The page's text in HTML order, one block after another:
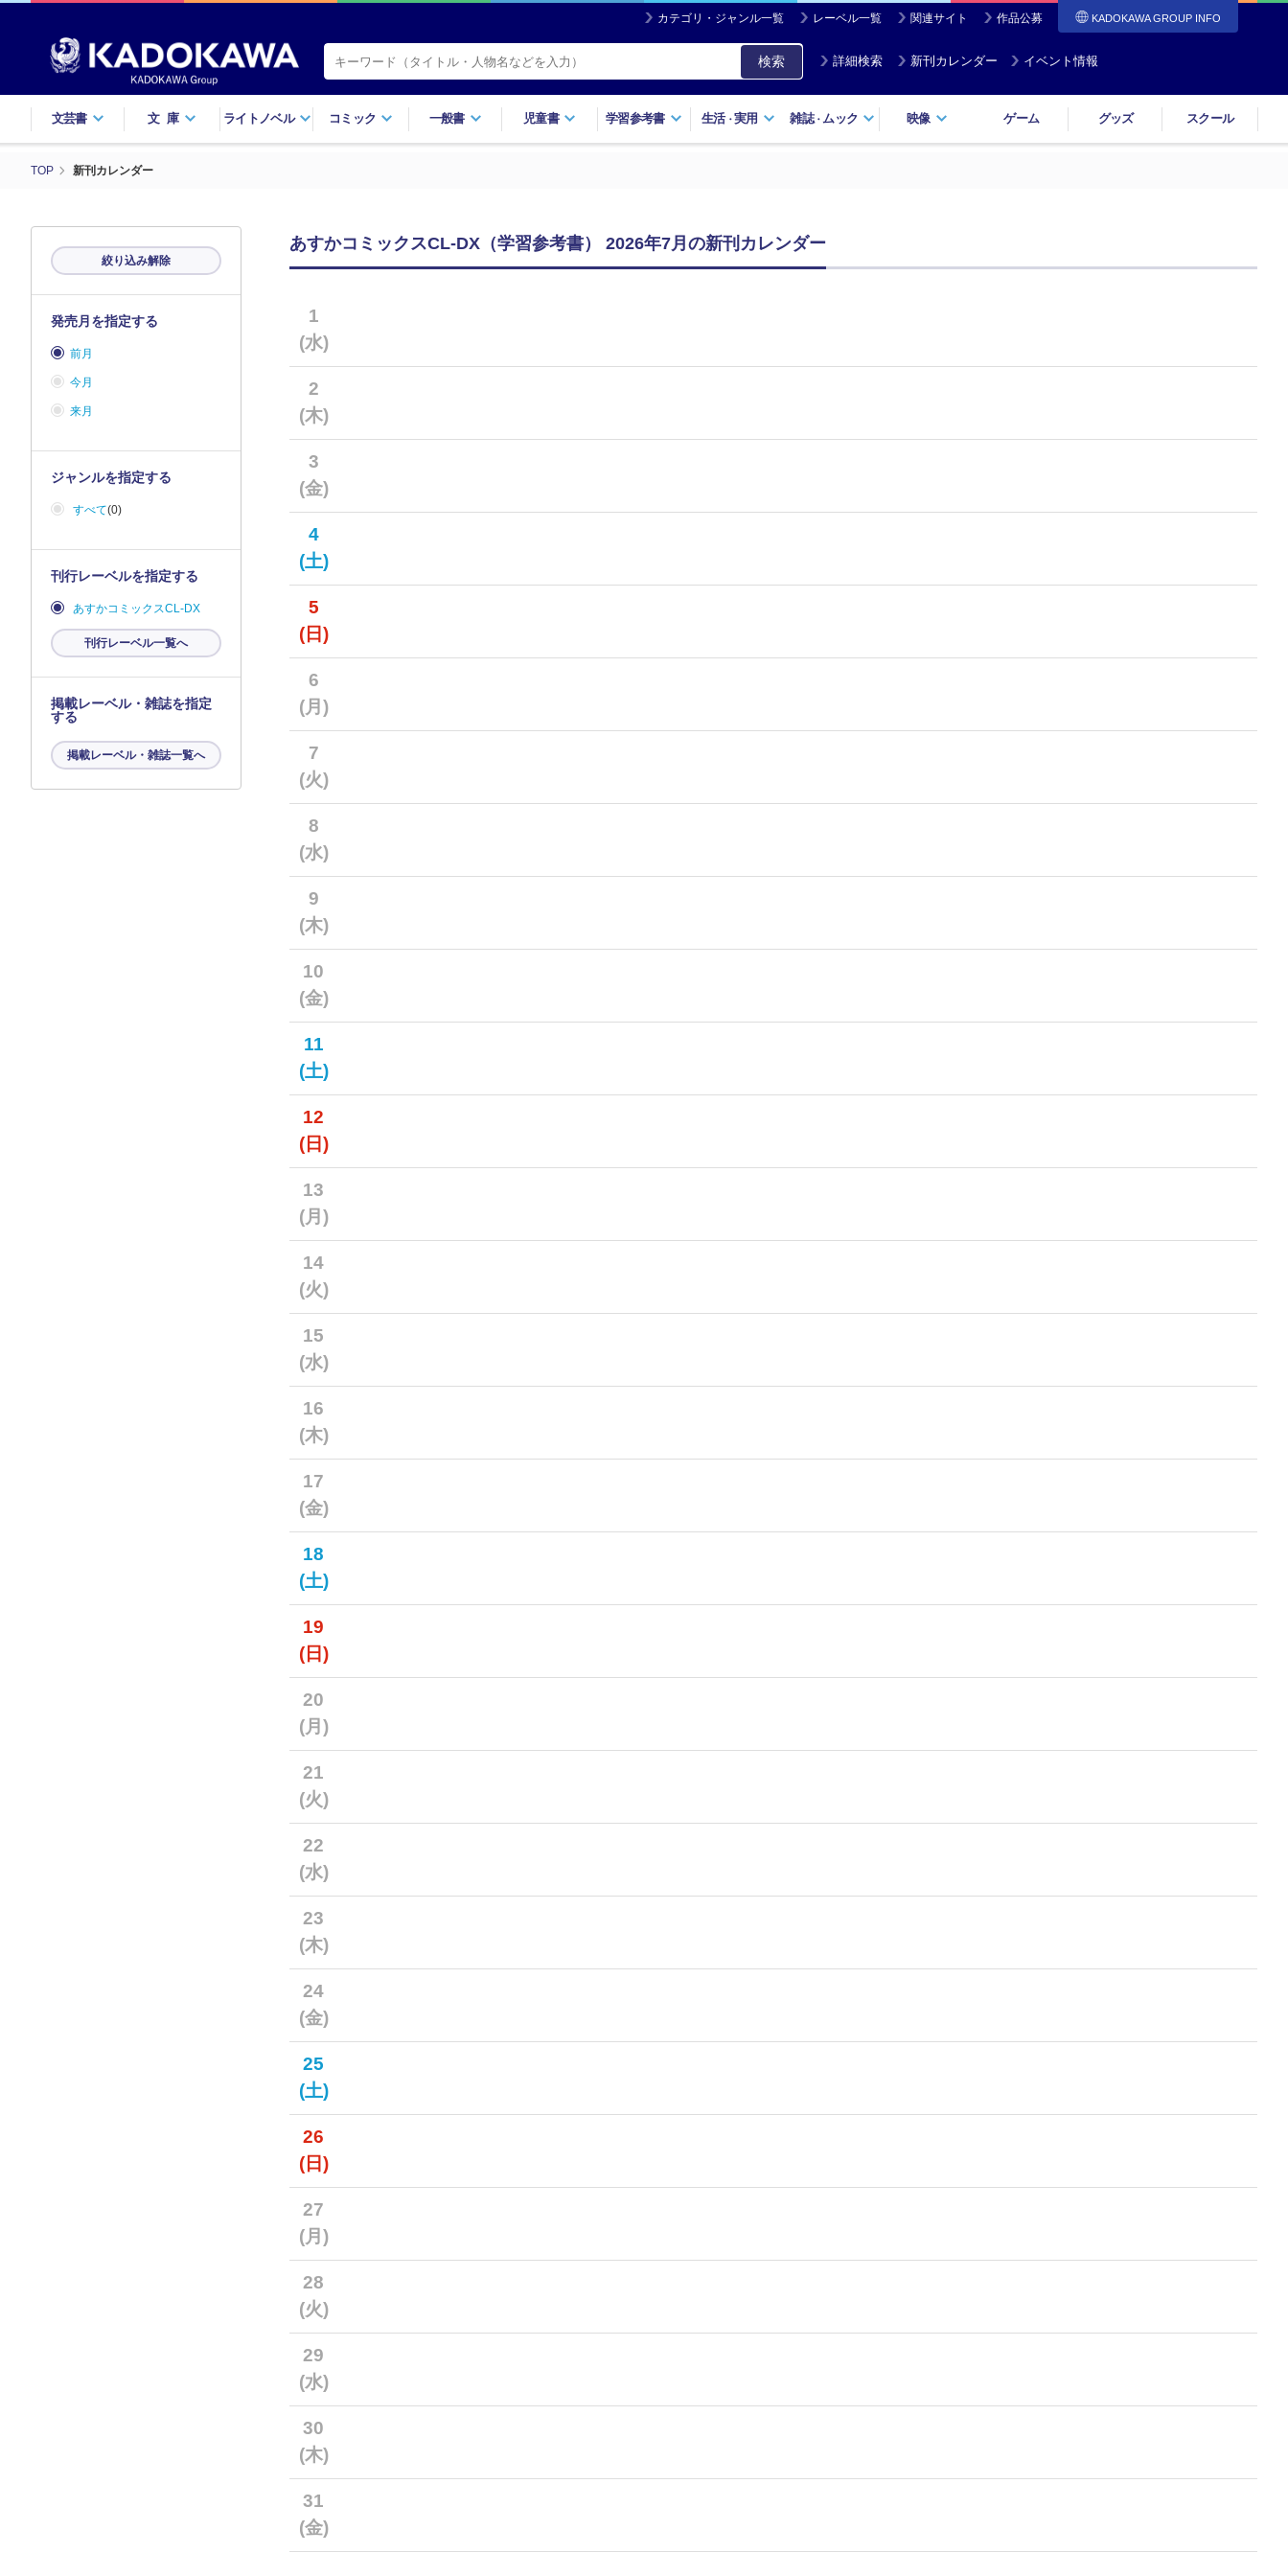
カテゴリ・ジャンル一覧 レーベル一覧 関連サイト 作品公募 KADOKAWA GROUP INFO
検索 詳細検索 新刊カレンダー イベント情報
文芸書 文庫 ライトノベル コミック 一般書 児童書 学習参考書 生活・実用 雑誌・ ムック 映像 ゲーム グッズ スクール
TOP 新刊カレンダー
あすかコミックスCL-DX（学習参考書） 2026年7月の新刊カレンダー
1
(水)
2
(木)
3
(金)
4
(土)
5
(日)
6
(月)
7
(火)
8
(水)
9
(木)
10
(金)
11
(土)
12
(日)
13
(月)
14
(火)
15
(水)
16
(木)
17
(金)
18
(土)
19
(日)
20
(月)
21
(火)
22
(水)
23
(木)
24
(金)
25
(土)
26
(日)
27
(月)
28
(火)
29
(水)
30
(木)
31
(金)
絞り込み解除
発売月を指定する
前月
今月
来月
ジャンルを指定する
すべて(0)
刊行レーベルを指定する
あすかコミックスCL-DX
刊行レーベル一覧へ
掲載レーベル・雑誌を指定
する
掲載レーベル・雑誌一覧へ